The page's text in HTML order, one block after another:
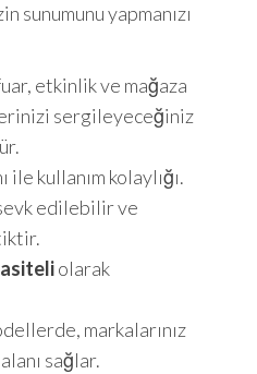
sunumunu yapmanızı
etkinlik ve mağaza
sergileyeceğiniz
ile kullanım kolaylığı.
edilebilir ve
olarak
markalarınız
sağlar.